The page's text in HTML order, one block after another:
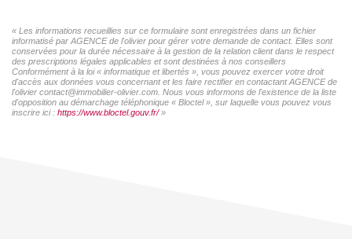
« Les informations recueillies sur ce formulaire sont enregistrées dans un fichier
informatisé par AGENCE de l'olivier pour gérer votre demande de contact. Elles sont
conservées pour la durée nécessaire à la gestion de la relation client dans le respect
des prescriptions légales applicables et sont destinées à nos conseillers
Conformément à la loi « informatique et libertés », vous pouvez exercer votre droit
d'accès aux données vous concernant et les faire rectifier en contactant AGENCE de
l'olivier contact@immobilier-olivier.com. Nous vous informons de l'existence de la liste
d'opposition au démarchage téléphonique « Bloctel », sur laquelle vous pouvez vous
inscrire ici : https://www.bloctel.gouv.fr/»